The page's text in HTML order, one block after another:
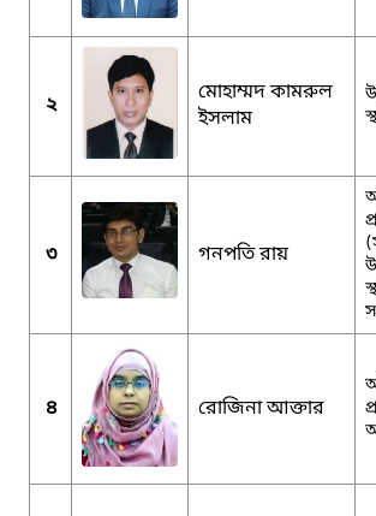
২
মোহাম্মদ কামরুল
ইসলাম
৩ গনপতি রায়
৪ রোজিনা আক্তার